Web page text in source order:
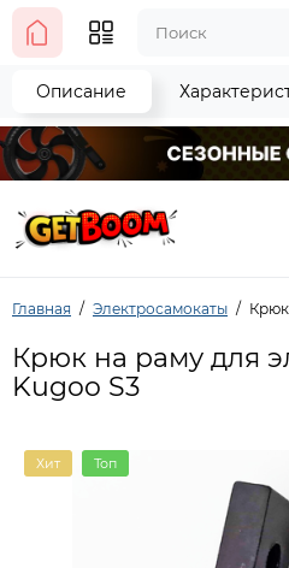
Главная Электросамокаты
Крюк на раму для
Kugoo S3
Хит Топ
Описание